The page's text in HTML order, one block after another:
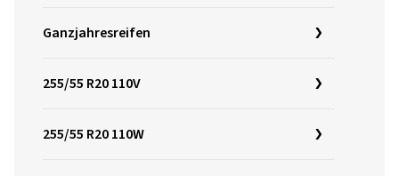
Ganzjahresreifen
255/55 R20 110V
255/55 R20 110W